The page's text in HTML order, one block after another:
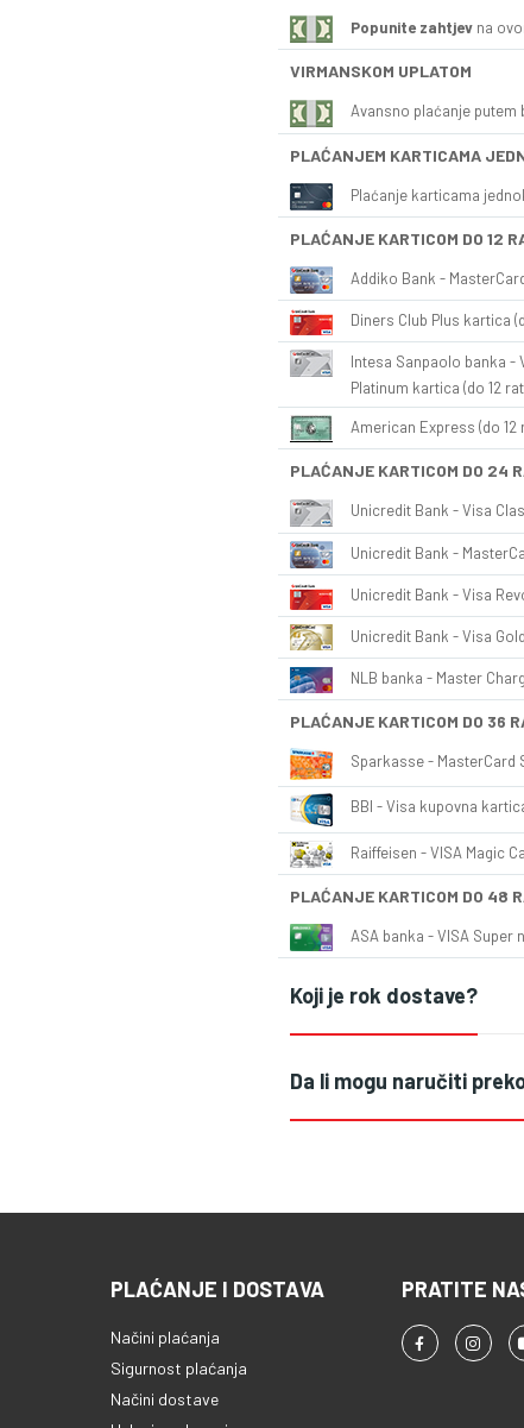
Popunite zahtjev na
VIRMANSKOM UPLATOM
Avansno plaćanje putem
PLAĆANJEM KARTICAMA
Plaćanje karticama
PLAĆANJE KARTICOM DO 12
Addiko Bank -
Diners Club Plus kartica
Intesa Sanpaolo banka -
Platinum kartica (do 12
American Express (do 12
PLAĆANJE KARTICOM DO 24
Unicredit Bank - Visa
Unicredit Bank -
Unicredit Bank - Visa
Unicredit Bank - Visa
NLB banka - Master
PLAĆANJE KARTICOM DO 36
Sparkasse - MasterCard
BBI - Visa kupovna
Raiffeisen - VISA Magic
PLAĆANJE KARTICOM DO 48
ASA banka - VISA Super
Koji je rok dostave?
Da li mogu naručiti
PLAĆANJE I DOSTAVA
Načini plaćanja
Sigurnost plaćanja
Načini dostave
PRATITE